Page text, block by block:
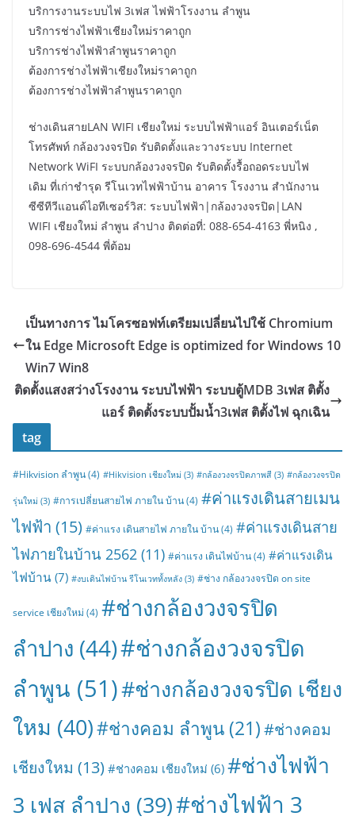
บริการงานระบบไฟ 3เฟส ไฟฟ้าโรงงาน ลำพูน
บริการช่างไฟฟ้าเชียงใหม่ราคาถูก
บริการช่างไฟฟ้าลำพูนราคาถูก
ต้องการช่างไฟฟ้าเชียงใหม่ราคาถูก
ต้องการช่างไฟฟ้าลำพูนราคาถูก
ช่างเดินสายLAN WIFI เชียงใหม่ ระบบไฟฟ้าแอร์ อินเตอร์เน็ต
โทรศัพท์ กล้องวงจรปิด รับติดตั้งและวางระบบ Internet
Network WiFI ระบบกล้องวงจรปิด รับติดตั้งรื้อถอดระบบไฟ
เดิม ที่เก่าชำรุด รีโนเวทไฟฟ้าบ้าน อาคาร โรงงาน สำนักงาน
ซีซีทีวีแอนด์ไอทีเซอร์วิส: ระบบไฟฟ้า|กล้องวงจรปิด|LAN
WIFI เชียงใหม่ ลำพูน ลำปาง ติดต่อที่: 088-654-4163 พี่หนิง ,
098-696-4544 พี่ต้อม
เป็นทางการ ไมโครซอฟท์เตรียมเปลี่ยนไปใช้ Chromium
ใน Edge Microsoft Edge is optimized for Windows 10
Win7 Win8
ติดตั้งแสงสว่างโรงงาน ระบบไฟฟ้า ระบบตู้MDB 3เฟส ติตั้ง
แอร์ ติดตั้งระบบปั้มน้ำ3เฟส ติตั้งไฟ ฉุกเฉิน
tag
#Hikvision ลำพูน(4) #Hikvision เชียงใหม่ (3) #กล้องวงจรปิดภาพสี (3) #กล้องวงจรปิด
รุ่นใหม่ (3) #การเปลี่ยนสายไฟ ภายใน บ้าน(4) #ค่าแรงเดินสายเมน
ไฟฟ้า (15) #ค่าแรง เดินสายไฟ ภายใน บ้าน(4) #ค่าแรงเดินสาย
ไฟภายในบ้าน 2562 (11) #ค่าแรง เดินไฟบ้าน(4) #ค่าแรงเดิน
ไฟบ้าน(7) #งบเดินไฟบ้าน รีโนเวททั้งหลัง (3) #ช่าง กล้องวงจรปิด on site
service เชียงใหม่ (4) #ช่างกล้องวงจรปิด
ลำปาง (44)#ช่างกล้องวงจรปิด
ลำพูน (51)#ช่างกล้องวงจรปิด เชียง
ใหม (40)#ช่างคอม ลำพูน (21)#ช่างคอม
เชียงใหม (13) #ช่างคอม เชียงใหม่ (6) #ช่างไฟฟ้า
3 เฟส ลำปาง (39)#ช่างไฟฟ้า 3